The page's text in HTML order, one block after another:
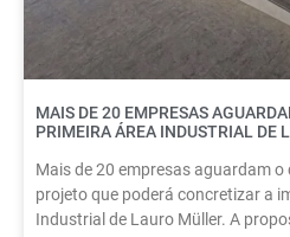
MAIS DE 20 EMPRESAS
PRIMEIRA ÁREA INDUSTRIAL DE
Mais de 20 empresas aguardam
projeto que poderá concretizar a
Industrial de Lauro Müller. A